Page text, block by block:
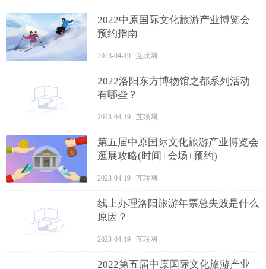
2022中原国际文化旅游产业博览会
预约指南
2023-04-19 互联网
2022洛阳东方博物馆之都系列活动
有哪些？
2023-04-19 互联网
第五届中原国际文化旅游产业博览会
逛展攻略(时间+会场+预约)
2023-04-19 互联网
线上办理洛阳旅游年票总失败是什么
原因？
2023-04-19 互联网
2022第五届中原国际文化旅游产业